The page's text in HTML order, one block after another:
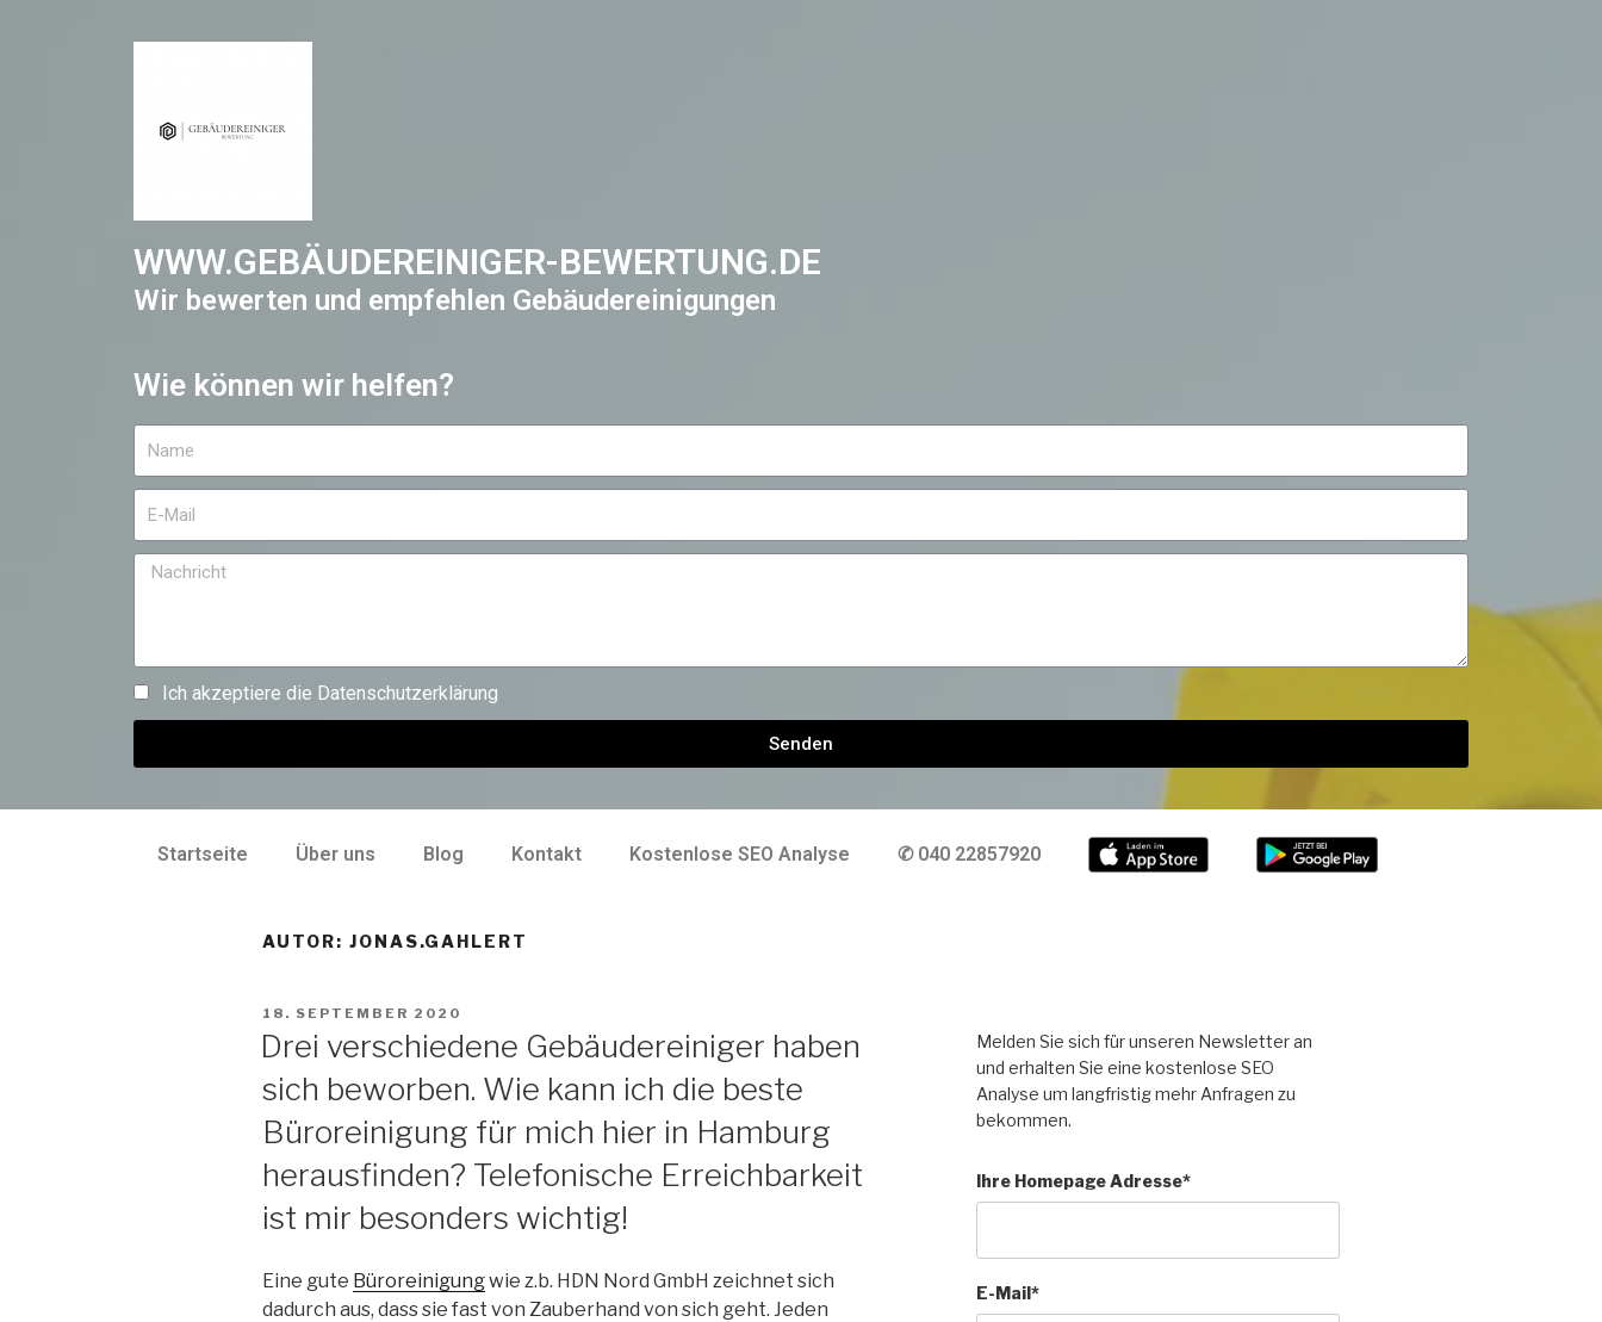
WWW.GEBÄUDEREINIGER-BEWERTUNG.DE
Wir bewerten und empfehlen Gebäudereinigungen
Wie können wir helfen?
Ich akzeptiere die Datenschutzerklärung
Senden
Startseite Über uns Blog Kontakt Kostenlose SEO Analyse ✆ 040 22857920
AUTOR: JONAS.GAHLERT
18. SEPTEMBER 2020
Drei verschiedene Gebäudereiniger haben
sich beworben. Wie kann ich die beste
Büroreinigung für mich hier in Hamburg
herausfinden? Telefonische Erreichbarkeit
ist mir besonders wichtig!
Eine gute Büroreinigungwie z.b. HDN Nord GmbH zeichnet sich
dadurch aus, dass sie fast von Zauberhand von sich geht. Jeden
Melden Sie sich für unseren Newsletter an
und erhalten Sie eine kostenlose SEO
Analyse um langfristig mehr Anfragen zu
bekommen.
Ihre Homepage Adresse*
E-Mail*